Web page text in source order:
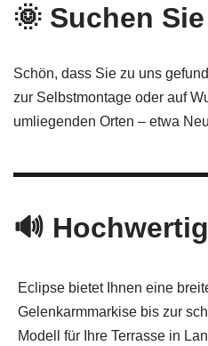
🌞 Suchen
Schön, dass Sie zu uns
zur Selbstmontage oder auf
umliegenden Orten – etwa
🔊
Eclipse bietet Ihnen eine
Gelenkarmmarkise bis zur
Modell für Ihre Terrasse in